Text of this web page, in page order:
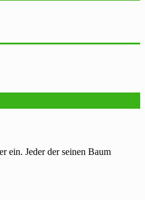
ein. Jeder der seinen Baum